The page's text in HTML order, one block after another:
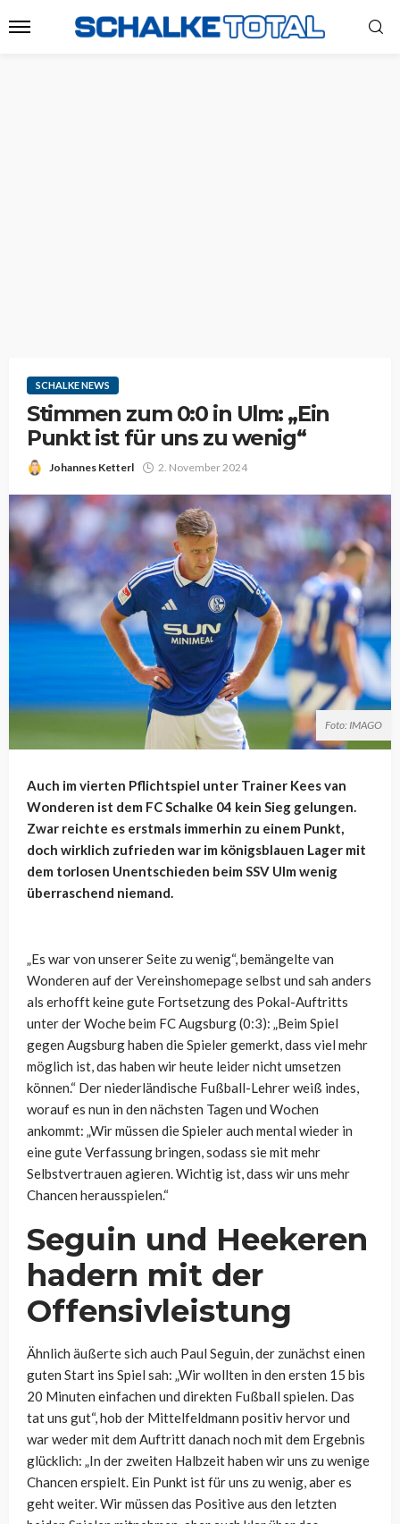
SCHALKE NEWS
Stimmen zum 0:0 in Ulm: „Ein
Punkt ist für uns zu wenig“
Johannes Ketterl 2. November 2024
Foto: IMAGO
Auch im vierten Pflichtspiel unter Trainer Kees van
Wonderen ist dem FC Schalke 04 kein Sieg gelungen.
Zwar reichte es erstmals immerhin zu einem Punkt,
doch wirklich zufrieden war im königsblauen Lager mit
dem torlosen Unentschieden beim SSV Ulm wenig
überraschend niemand.
„Es war von unserer Seite zu wenig“, bemängelte van
Wonderen auf der Vereinshomepage selbst und sah anders
als erhofft keine gute Fortsetzung des Pokal-Auftritts
unter der Woche beim FC Augsburg (0:3): „Beim Spiel
gegen Augsburg haben die Spieler gemerkt, dass viel mehr
möglich ist, das haben wir heute leider nicht umsetzen
können.“ Der niederländische Fußball-Lehrer weiß indes,
worauf es nun in den nächsten Tagen und Wochen
ankommt: „Wir müssen die Spieler auch mental wieder in
eine gute Verfassung bringen, sodass sie mit mehr
Selbstvertrauen agieren. Wichtig ist, dass wir uns mehr
Chancen herausspielen.“
Seguin und Heekeren
hadern mit der
Offensivleistung
Ähnlich äußerte sich auch Paul Seguin, der zunächst einen
guten Start ins Spiel sah: „Wir wollten in den ersten 15 bis
20 Minuten einfachen und direkten Fußball spielen. Das
tat uns gut“, hob der Mittelfeldmann positiv hervor und
war weder mit dem Auftritt danach noch mit dem Ergebnis
glücklich: „In der zweiten Halbzeit haben wir uns zu wenige
Chancen erspielt. Ein Punkt ist für uns zu wenig, aber es
geht weiter. Wir müssen das Positive aus den letzten